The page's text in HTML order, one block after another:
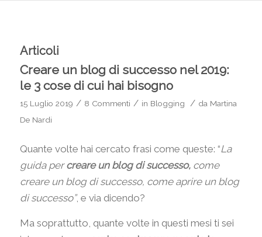
Articoli
Creare un blog di successo nel 2019:
le 3 cose di cui hai bisogno
15 Luglio 2019 / 8 Commenti / in Blogging / da Martina
De Nardi
Quante volte hai cercato frasi come queste: “La
guida percreare un blog di successo,come
creare un blog di successo, come aprire un blog
di successo”, e via dicendo?
Ma soprattutto, quante volte in questi mesi ti sei